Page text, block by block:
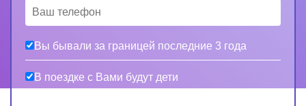
Вы бывали за границей последние 3 года
В поездке с Вами будут дети